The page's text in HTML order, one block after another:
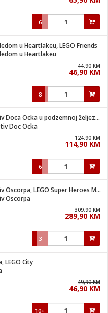
6
u Heartlakeu, LEGO Friends
u Heartlakeu
44,90 KM
46,90 KM
8
Spider-Man protiv Doca Ocka u podzemnoj željeznici
Doc Ocka
124,90 KM
114,90 KM
6
Spider-Man Protiv Oscorpa, LEGO Super Heroes Marvel
Oscorpa
309,90 KM
289,90 KM
3
LEGO City
49,90 KM
46,90 KM
10+